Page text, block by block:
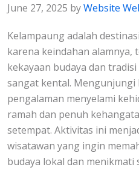
June 27, 2025 byWebsite
Kelampaung adalah
karena keindahan alamnya,
kekayaan budaya dan
sangat kental. Mengunjungi
pengalaman menyelami
ramah dan penuh
setempat. Aktivitas ini
wisatawan yang ingin
budaya lokal dan menikmati